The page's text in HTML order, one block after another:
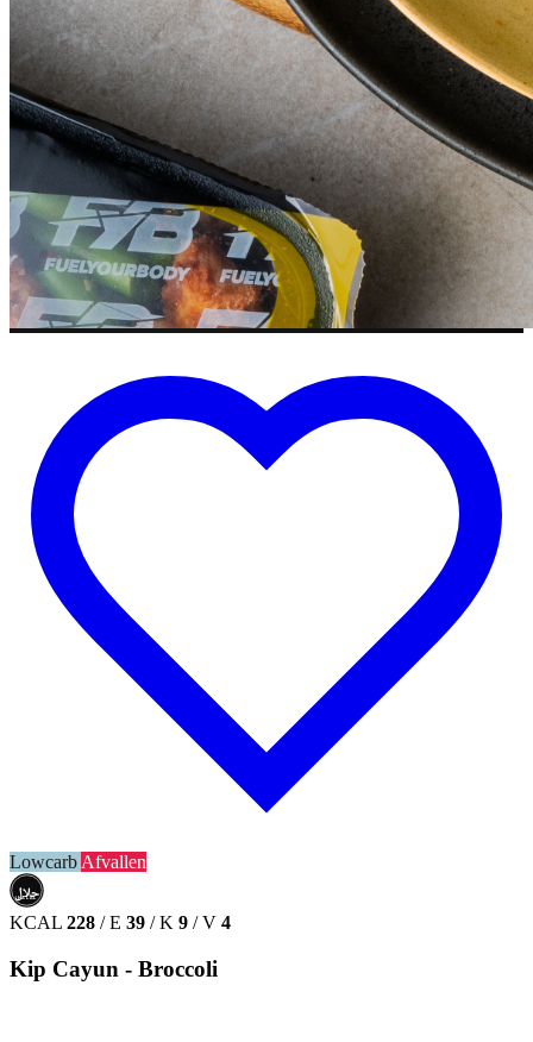
LowcarbAfvallen
حلال
HALAL
KCAL 228 / E 39 / K 9 / V 4
Kip Cayun - Broccoli